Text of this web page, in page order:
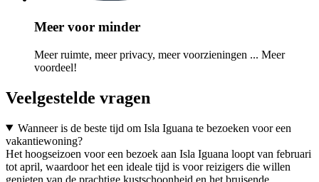
Meer voor minder
Meer ruimte, meer privacy, meer voorzieningen ... Meer
voordeel!
Veelgestelde vragen
Wanneer is de beste tijd om Isla Iguana te bezoeken voor een
vakantiewoning?
Het hoogseizoen voor een bezoek aan Isla Iguana loopt van februari
tot april, waardoor het een ideale tijd is voor reizigers die willen
genieten van de prachtige kustschoonheid en het bruisende